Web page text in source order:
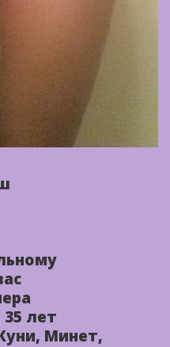
лет
Минет,